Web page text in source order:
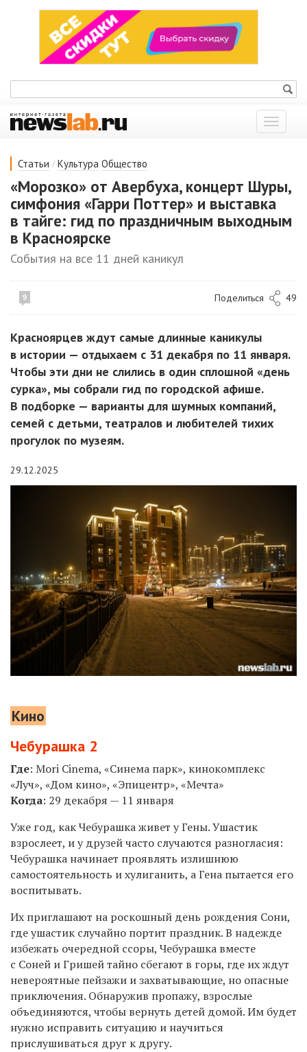
Показать
меню
Статьи / Культура Общество
«Морозко» от Авербуха, концерт Шуры,
симфония «Гарри Поттер» и выставка
в тайге: гид по праздничным выходным
в Красноярске
События на все 11 дней каникул
9 Поделиться 49
Красноярцев ждут самые длинные каникулы
в истории — отдыхаем с 31 декабря по 11 января.
Чтобы эти дни не слились в один сплошной «день
сурка», мы собрали гид по городской афише.
В подборке — варианты для шумных компаний,
семей с детьми, театралов и любителей тихих
прогулок по музеям.
29.12.2025
Кино
Чебурашка 2
Где: Mori Cinema, «Синема парк», кинокомплекс
«Луч», «Дом кино», «Эпицентр», «Мечта»
Когда: 29 декабря — 11 января
Уже год, как Чебурашка живет у Гены. Ушастик
взрослеет, и у друзей часто случаются разногласия:
Чебурашка начинает проявлять излишнюю
самостоятельность и хулиганить, а Гена пытается его
воспитывать.
Их приглашают на роскошный день рождения Сони,
где ушастик случайно портит праздник. В надежде
избежать очередной ссоры, Чебурашка вместе
с Соней и Гришей тайно сбегают в горы, где их ждут
невероятные пейзажи и захватывающие, но опасные
приключения. Обнаружив пропажу, взрослые
объединяются, чтобы вернуть детей домой. Им будет
нужно исправить ситуацию и научиться
прислушиваться друг к другу.